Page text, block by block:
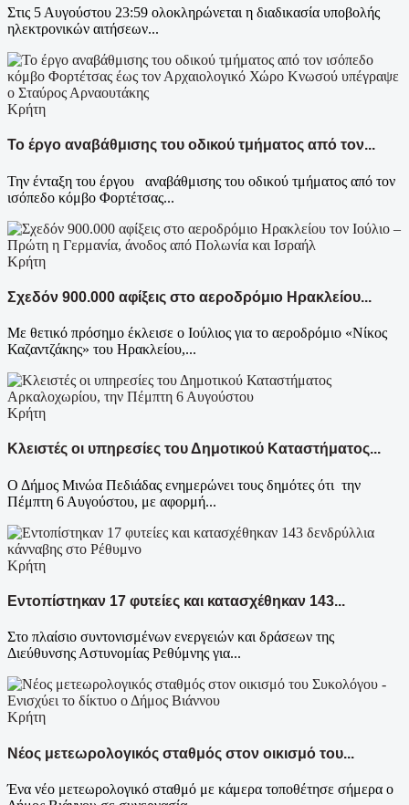
Στις 5 Αυγούστου 23:59 ολοκληρώνεται η διαδικασία υποβολής
ηλεκτρονικών αιτήσεων...
Κρήτη
Το έργο αναβάθμισης του οδικού τμήματος από τον...
Την ένταξη του έργου αναβάθμισης του οδικού τμήματος από τον
ισόπεδο κόμβο Φορτέτσας...
Κρήτη
Σχεδόν 900.000 αφίξεις στο αεροδρόμιο Ηρακλείου...
Με θετικό πρόσημο έκλεισε ο Ιούλιος για το αεροδρόμιο «Νίκος
Καζαντζάκης» του Ηρακλείου,...
Κρήτη
Κλειστές οι υπηρεσίες του Δημοτικού Καταστήματος...
Ο Δήμος Μινώα Πεδιάδας ενημερώνει τους δημότες ότι την
Πέμπτη 6 Αυγούστου, με αφορμή...
Κρήτη
Εντοπίστηκαν 17 φυτείες και κατασχέθηκαν 143...
Στο πλαίσιο συντονισμένων ενεργειών και δράσεων της
Διεύθυνσης Αστυνομίας Ρεθύμνης για...
Κρήτη
Νέος μετεωρολογικός σταθμός στον οικισμό του...
Ένα νέο μετεωρολογικό σταθμό με κάμερα τοποθέτησε σήμερα ο